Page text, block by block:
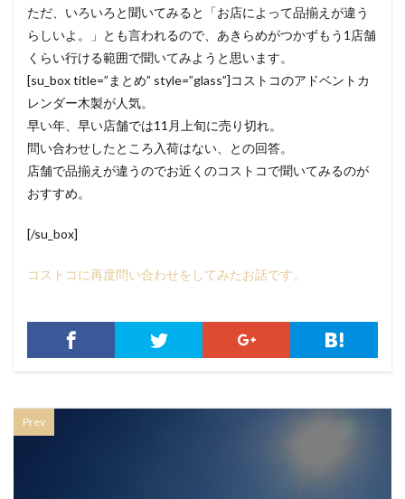
ただ、いろいろと聞いてみると「お店によって品揃えが違う
らしいよ。」とも言われるので、あきらめがつかずもう1店舗
くらい行ける範囲で聞いてみようと思います。
[su_box title=”まとめ” style=”glass”]コストコのアドベントカ
レンダー木製が人気。
早い年、早い店舗では11月上旬に売り切れ。
問い合わせしたところ入荷はない、との回答。
店舗で品揃えが違うのでお近くのコストコで聞いてみるのが
おすすめ。
[/su_box]
コストコに再度問い合わせをしてみたお話です。
Prev